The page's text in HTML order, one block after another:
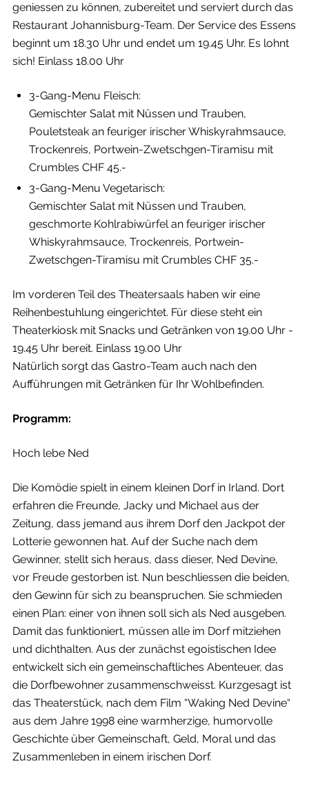
geniessen zu können, zubereitet und serviert durch das
Restaurant Johannisburg-Team. Der Service des Essens
beginnt um 18.30 Uhr und endet um 19.45 Uhr. Es lohnt
sich! Einlass 18.00 Uhr
3-Gang-Menu Fleisch:
Gemischter Salat mit Nüssen und Trauben,
Pouletsteak an feuriger irischer Whiskyrahmsauce,
Trockenreis, Portwein-Zwetschgen-Tiramisu mit
Crumbles CHF 45.-
3-Gang-Menu Vegetarisch:
Gemischter Salat mit Nüssen und Trauben,
geschmorte Kohlrabiwürfel an feuriger irischer
Whiskyrahmsauce, Trockenreis, Portwein-
Zwetschgen-Tiramisu mit Crumbles CHF 35.-
Im vorderen Teil des Theatersaals haben wir eine
Reihenbestuhlung eingerichtet. Für diese steht ein
Theaterkiosk mit Snacks und Getränken von 19.00 Uhr -
19.45 Uhr bereit. Einlass 19.00 Uhr
Natürlich sorgt das Gastro-Team auch nach den
Aufführungen mit Getränken für Ihr Wohlbefinden.
Programm:
Hoch lebe Ned
Die Komödie spielt in einem kleinen Dorf in Irland. Dort
erfahren die Freunde, Jacky und Michael aus der
Zeitung, dass jemand aus ihrem Dorf den Jackpot der
Lotterie gewonnen hat. Auf der Suche nach dem
Gewinner, stellt sich heraus, dass dieser, Ned Devine,
vor Freude gestorben ist. Nun beschliessen die beiden,
den Gewinn für sich zu beanspruchen. Sie schmieden
einen Plan: einer von ihnen soll sich als Ned ausgeben.
Damit das funktioniert, müssen alle im Dorf mitziehen
und dichthalten. Aus der zunächst egoistischen Idee
entwickelt sich ein gemeinschaftliches Abenteuer, das
die Dorfbewohner zusammenschweisst. Kurzgesagt ist
das Theaterstück, nach dem Film “Waking Ned Devine“
aus dem Jahre 1998 eine warmherzige, humorvolle
Geschichte über Gemeinschaft, Geld, Moral und das
Zusammenleben in einem irischen Dorf.